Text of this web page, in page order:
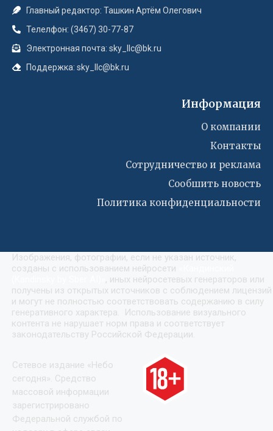
Главный редактор: Ташкин Артём Олегович
Телелфон: (3467) 30-77-87
Электронная почта: sky_llc@bk.ru
Поддержка: sky_llc@bk.ru
Информация
О компании
Контакты
Сотрудничество и реклама
Сообшить новость
Политика конфиденциальности
Изображения, фотографии, если не указан источник,
созданы с использованием нейросети
, иных нейросетевых генераторов или
получены из открытых источников с соблюдением лицензий
и могут не полностью соответствовать содержанию в силу
генеративного характера. Использование визуального
контента не нарушает норм права и соответствует
законодательству Российской Федерации.
Сетевое издание «Небо
сегодня». Средство
массовой информации
зарегистрировано
Федеральной службой по